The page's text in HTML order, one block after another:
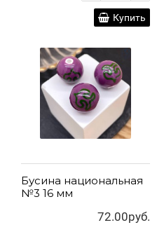
Купить
Бусина национальная
№3 16 мм
72.00руб.